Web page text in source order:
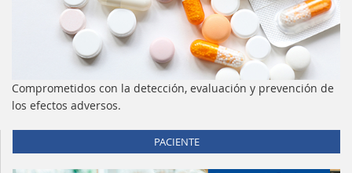
Comprometidos con la detección, evaluación y prevención de
los efectos adversos.
PACIENTE